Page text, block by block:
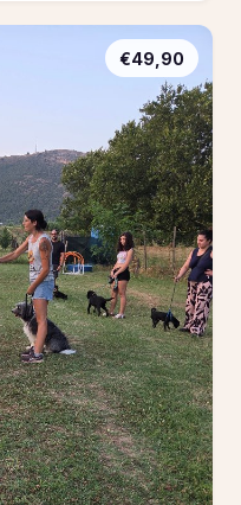
€49,90